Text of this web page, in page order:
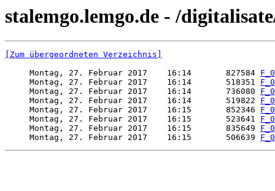
stalemgo.lemgo.de - /
[Zum übergeordneten Verzeichnis]
     Montag, 27. Februar 2017    16:14       827584
     Montag, 27. Februar 2017    16:14       518351
     Montag, 27. Februar 2017    16:14       736080
     Montag, 27. Februar 2017    16:14       519822
     Montag, 27. Februar 2017    16:15       852346
     Montag, 27. Februar 2017    16:15       523641
     Montag, 27. Februar 2017    16:15       835649
     Montag, 27. Februar 2017    16:15       506639